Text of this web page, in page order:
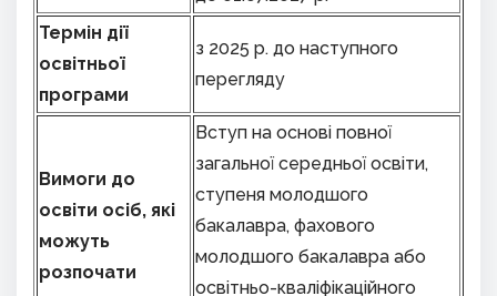
Термін дії
освітньої
програми
з 2025 р. до наступного
перегляду
Вимоги до
освіти осіб, які
можуть
розпочати
Вступ на основі повної
загальної середньої освіти,
ступеня молодшого
бакалавра, фахового
молодшого бакалавра або
освітньо-кваліфікаційного